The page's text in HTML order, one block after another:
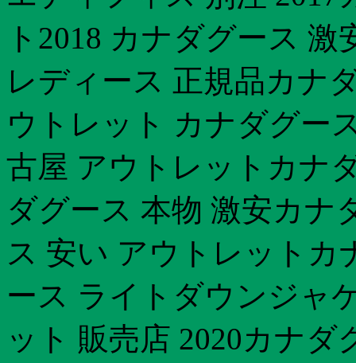
ト2018 カナダグース
レディース 正規品カナ
ウトレット カナダグー
古屋 アウトレットカナ
ダグース 本物 激安カナ
ス 安い アウトレットカ
ース ライトダウンジャ
ット 販売店 2020カナ